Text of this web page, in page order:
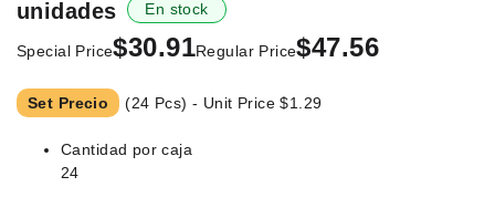
de
galería
imágenes.
unidades
En stock
Special Price$30.91Regular Price$47.56
Set Precio (24 Pcs) - Unit Price$1.29
Cantidad por caja
24